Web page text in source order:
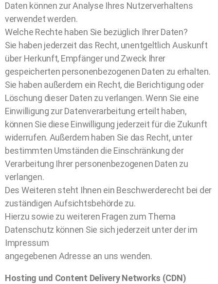
Daten können zur Analyse Ihres Nutzerverhaltens
verwendet werden.
Welche Rechte haben Sie bezüglich Ihrer Daten?
Sie haben jederzeit das Recht, unentgeltlich Auskunft
über Herkunft, Empfänger und Zweck Ihrer
gespeicherten personenbezogenen Daten zu erhalten.
Sie haben außerdem ein Recht, die Berichtigung oder
Löschung dieser Daten zu verlangen. Wenn Sie eine
Einwilligung zur Datenverarbeitung erteilt haben,
können Sie diese Einwilligung jederzeit für die Zukunft
widerrufen. Außerdem haben Sie das Recht, unter
bestimmten Umständen die Einschränkung der
Verarbeitung Ihrer personenbezogenen Daten zu
verlangen.
Des Weiteren steht Ihnen ein Beschwerderecht bei der
zuständigen Aufsichtsbehörde zu.
Hierzu sowie zu weiteren Fragen zum Thema
Datenschutz können Sie sich jederzeit unter der im
Impressum
angegebenen Adresse an uns wenden.
Hosting und Content Delivery Networks (CDN)